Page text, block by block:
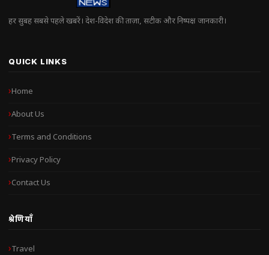
हर सुबह सबसे पहले खबरें। देश-विदेश की ताज़ा, सटीक और निष्पक्ष जानकारी।
QUICK LINKS
Home
About Us
Terms and Conditions
Privacy Policy
Contact Us
श्रेणियाँ
Travel